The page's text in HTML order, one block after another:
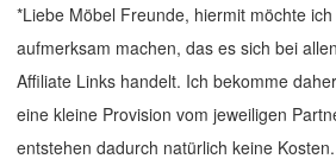
*Liebe Möbel Freunde, hiermit möchte
aufmerksam machen, das es sich bei
Affiliate Links handelt. Ich bekomme
eine kleine Provision vom jeweiligen
entstehen dadurch natürlich keine